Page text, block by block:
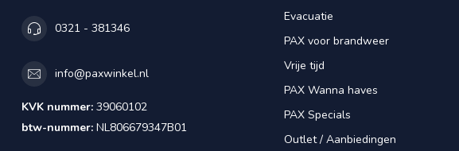
0321 - 381346
info@paxwinkel.nl
KVK nummer: 39060102
btw-nummer: NL806679347B01
Evacuatie
PAX voor brandweer
Vrije tijd
PAX Wanna haves
PAX Specials
Outlet / Aanbiedingen